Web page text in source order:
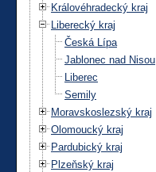
Královéhradecký kraj
Liberecký kraj
Česká Lípa
Jablonec nad Nisou
Liberec
Semily
Moravskoslezský kraj
Olomoucký kraj
Pardubický kraj
Plzeňský kraj